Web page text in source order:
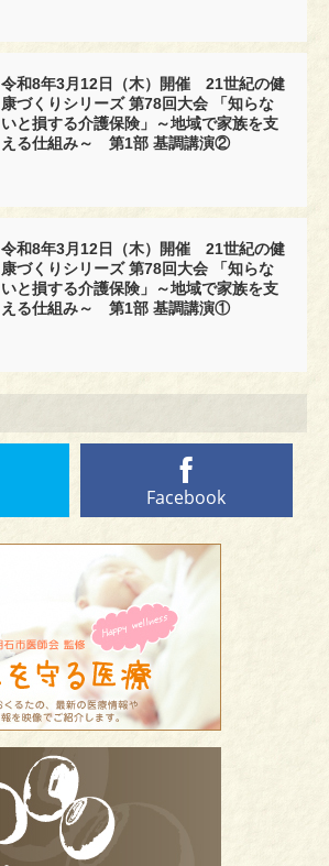
令和8年3月12日（木）開催 21世紀の健
康づくりシリーズ 第78回大会 「知らな
いと損する介護保険」～地域で家族を支
える仕組み～ 第1部 基調講演②
令和8年3月12日（木）開催 21世紀の健
康づくりシリーズ 第78回大会 「知らな
いと損する介護保険」～地域で家族を支
える仕組み～ 第1部 基調講演①
Facebook